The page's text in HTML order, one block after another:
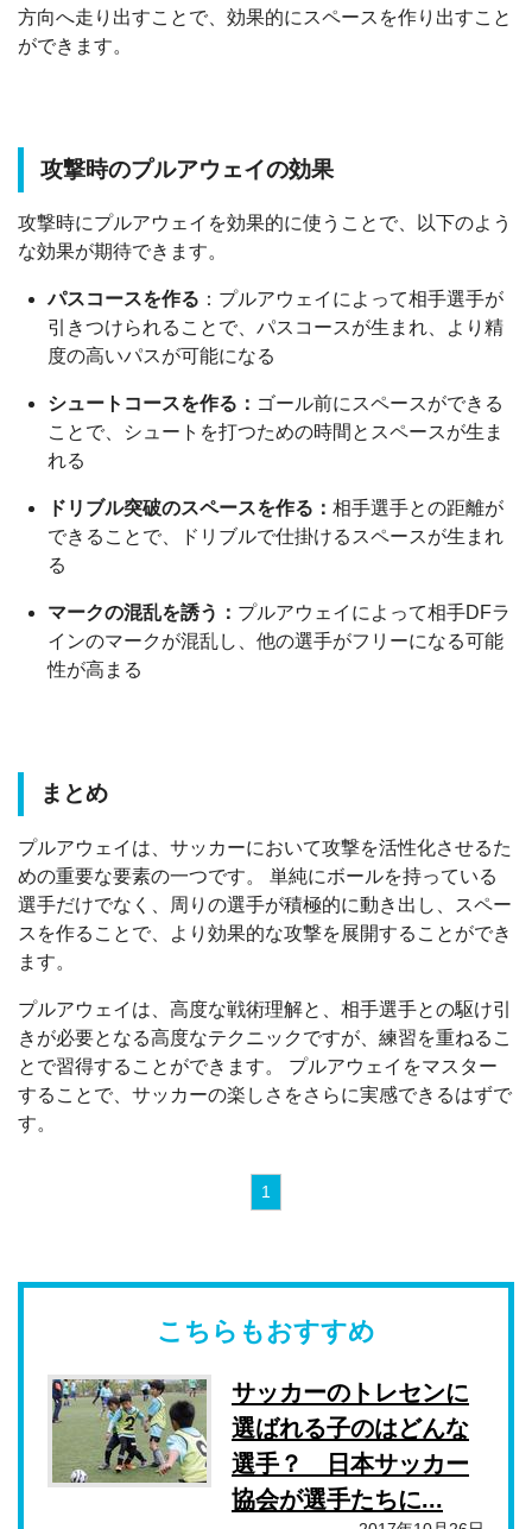
方向へ走り出すことで、効果的にスペースを作り出すこと
ができます。
攻撃時のプルアウェイの効果
攻撃時にプルアウェイを効果的に使うことで、以下のよう
な効果が期待できます。
パスコースを作る ：プルアウェイによって相手選手が
引きつけられることで、パスコースが生まれ、より精
度の高いパスが可能になる
シュートコースを作る： ゴール前にスペースができる
ことで、シュートを打つための時間とスペースが生ま
れる
ドリブル突破のスペースを作る： 相手選手との距離が
できることで、ドリブルで仕掛けるスペースが生まれ
る
マークの混乱を誘う： プルアウェイによって相手DFラ
インのマークが混乱し、他の選手がフリーになる可能
性が高まる
まとめ
プルアウェイは、サッカーにおいて攻撃を活性化させるた
めの重要な要素の一つです。 単純にボールを持っている
選手だけでなく、周りの選手が積極的に動き出し、スペー
スを作ることで、より効果的な攻撃を展開することができ
ます。
プルアウェイは、高度な戦術理解と、相手選手との駆け引
きが必要となる高度なテクニックですが、練習を重ねるこ
とで習得することができます。 プルアウェイをマスター
することで、サッカーの楽しさをさらに実感できるはずで
す。
1
こちらもおすすめ
サッカーのトレセンに
選ばれる子のはどんな
選手？ 日本サッカー
協会が選手たちに...